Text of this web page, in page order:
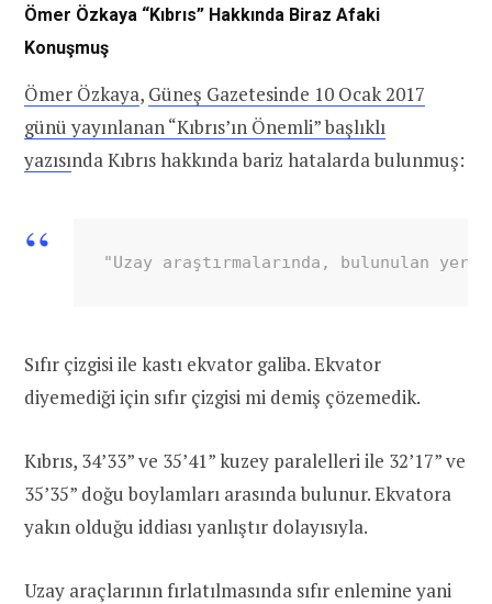
Ömer Özkaya “Kıbrıs” Hakkında Biraz Afaki
Konuşmuş
Ömer Özkaya, Güneş Gazetesinde 10 Ocak 2017
günü yayınlanan “Kıbrıs’ın Önemli” başlıklı
yazısında Kıbrıs hakkında bariz hatalarda bulunmuş:
"Uzay araştırmalarında, bulunulan
Sıfır çizgisi ile kastı ekvator galiba. Ekvator
diyemediği için sıfır çizgisi mi demiş çözemedik.
Kıbrıs, 34’33” ve 35’41” kuzey paralelleri ile 32’17” ve
35’35” doğu boylamları arasında bulunur. Ekvatora
yakın olduğu iddiası yanlıştır dolayısıyla.
Uzay araçlarının fırlatılmasında sıfır enlemine yani